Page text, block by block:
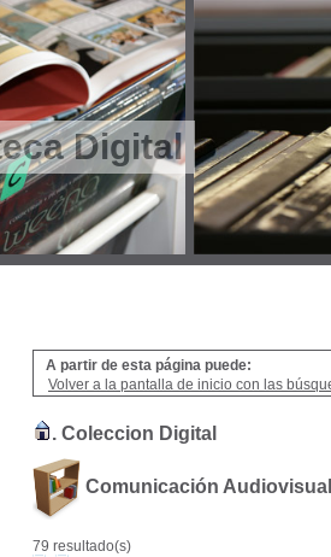
Digital
A partir de esta página puede:
Volver a la pantalla de inicio con las
. Coleccion Digital
Comunicación Audiovisual
79 resultado(s)